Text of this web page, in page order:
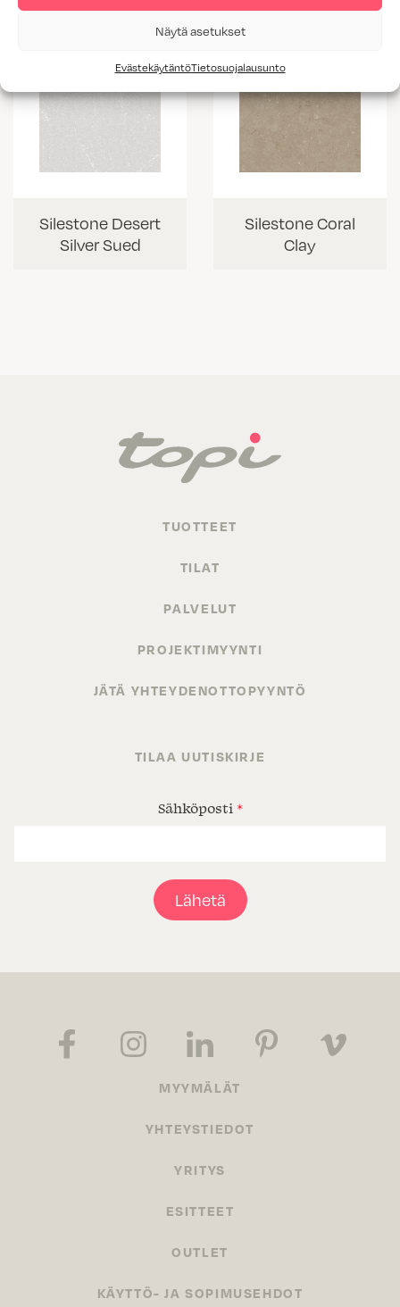
Näytä asetukset
EvästekäytäntöTietosuojalausunto
Silestone Desert
Silver Sued
Silestone Coral
Clay
TUOTTEET
TILAT
PALVELUT
PROJEKTIMYYNTI
JÄTÄ YHTEYDENOTTOPYYNTÖ
TILAA UUTISKIRJE
Sähköposti *
Lähetä
MYYMÄLÄT
YHTEYSTIEDOT
YRITYS
ESITTEET
OUTLET
KÄYTTÖ- JA SOPIMUSEHDOT